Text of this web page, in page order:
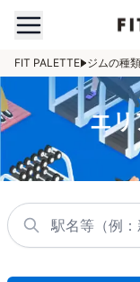
FIT PALETTE ジムの種
エリ